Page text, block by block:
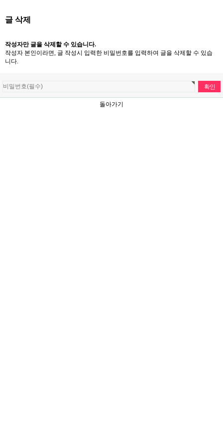
글 삭제
작성자만 글을 삭제할 수 있습니다.
작성자 본인이라면, 글 작성시 입력한 비밀번호를 입력하여 글을 삭제할 수 있습
니다.
돌아가기